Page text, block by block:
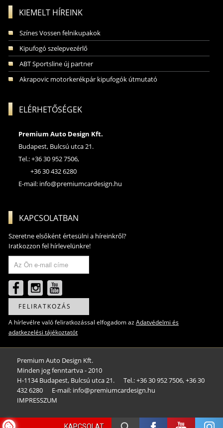
KIEMELT HÍREINK
Színes Vossen felnikupakok
Kipufogó szelepvezérlő
ABT Sportsline új partner
Akrapovic motorkerékpár kipufogók útmutató
ELÉRHETŐSÉGEK
Premium Auto Design Kft.
Budapest, Bulcsú utca 21.
Tel.: +36 30 952 7506,
+36 30 432 6280
E-mail: info@premiumcardesign.hu
KAPCSOLATBAN
Szeretne elsőként értesülni a híreinkről?
Iratkozzon fel hírlevelünkre!
FELIRATKOZÁS
A hírlevélre való feliratkozással elfogadom azAdatvédelmi és
adatkezelési tájékoztatót
Premium Auto Design Kft.
Minden jog fenntartva - 2010
H-1134 Budapest, Bulcsú utca 21.
Tel.: +36 30 952 7506, +36 30
432 6280
E-mail: info@premiumcardesign.hu​
IMPRESSZUM